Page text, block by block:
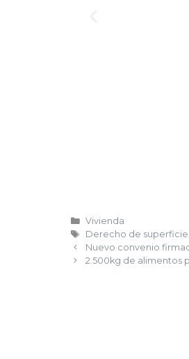
Vivienda
Derecho de superficie
Nuevo convenio
2.500kg de alimentos